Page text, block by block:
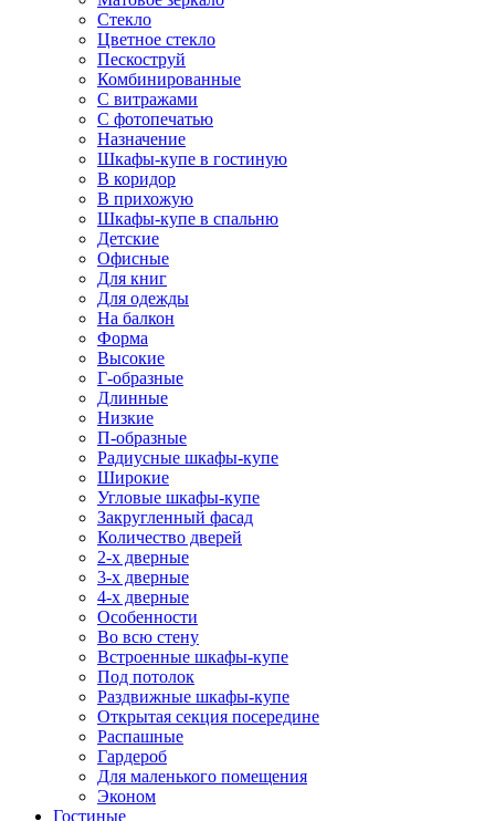
Стекло
Цветное стекло
Пескоструй
Комбинированные
С витражами
С фотопечатью
Назначение
Шкафы-купе в гостиную
В коридор
В прихожую
Шкафы-купе в спальню
Детские
Офисные
Для книг
Для одежды
На балкон
Форма
Высокие
Г-образные
Длинные
Низкие
П-образные
Радиусные шкафы-купе
Широкие
Угловые шкафы-купе
Закругленный фасад
Количество дверей
2-х дверные
3-х дверные
4-х дверные
Особенности
Во всю стену
Встроенные шкафы-купе
Под потолок
Раздвижные шкафы-купе
Открытая секция посередине
Распашные
Гардероб
Для маленького помещения
Эконом
Гостиные